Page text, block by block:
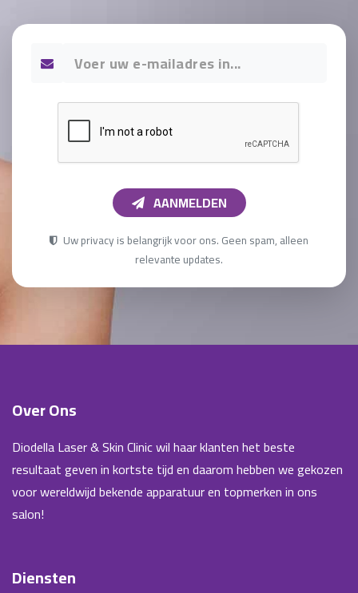
AANMELDEN
Uw privacy is belangrijk voor ons. Geen spam, alleen
relevante updates.
Over Ons
Diodella Laser & Skin Clinic wil haar klanten het beste
resultaat geven in kortste tijd en daarom hebben we gekozen
voor wereldwijd bekende apparatuur en topmerken in ons
salon!
Diensten